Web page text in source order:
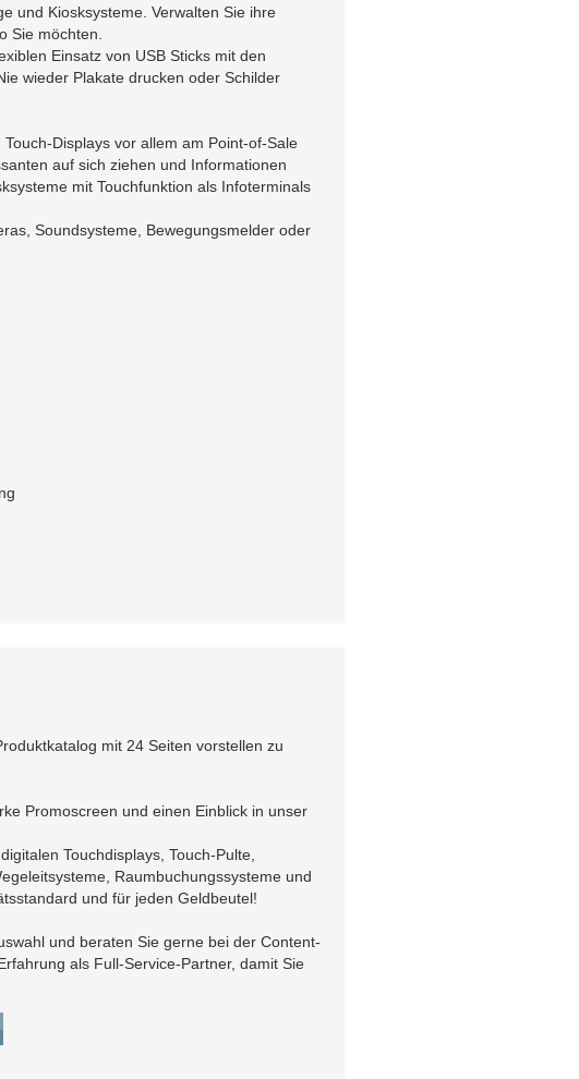
und Kiosksysteme. Verwalten Sie ihre
Sie möchten.
Einsatz von USB Sticks mit den
wieder Plakate drucken oder Schilder
Displays vor allem am Point-of-Sale
auf sich ziehen und Informationen
mit Touchfunktion als Infoterminals
Soundsysteme, Bewegungsmelder oder
mit 24 Seiten vorstellen zu
Promoscreen und einen Einblick in unser
Touchdisplays, Touch-Pulte,
Raumbuchungssysteme und
und für jeden Geldbeutel!
und beraten Sie gerne bei der Content-
als Full-Service-Partner, damit Sie